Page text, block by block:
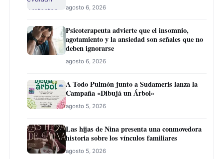
agosto 6, 2026
Psicoterapeuta advierte que el insomnio,
agotamiento y la ansiedad son señales que no
deben ignorarse
agosto 6, 2026
A Todo Pulmón junto a Sudameris lanza la
Campaña «Dibujá un Árbol»
agosto 5, 2026
Las hijas de Nina presenta una conmovedora
historia sobre los vínculos familiares
agosto 5, 2026